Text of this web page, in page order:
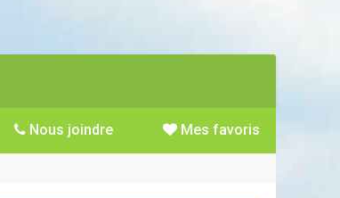
Mes favoris
Nous joindre